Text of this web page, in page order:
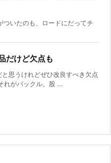
ついたのも、ロードにだってチ
だけど欠点も
思うけれどぜひ改良すべき欠点
れがバックル。股 ...